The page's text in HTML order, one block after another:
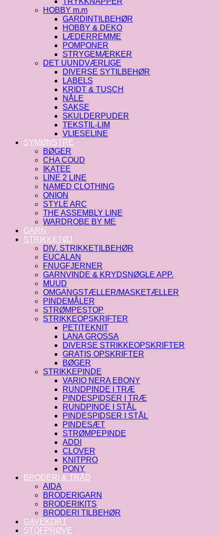
HOBBY m.m
GARDINTILBEHØR
HOBBY & DEKO
LÆDERREMME
POMPONER
STRYGEMÆRKER
DET UUNDVÆRLIGE
DIVERSE SYTILBEHØR
LABELS
KRIDT & TUSCH
NÅLE
SAKSE
SKULDERPUDER
TEKSTIL-LIM
VLIESELINE
SYMØNSTRE
BØGER
CHA COUD
IKATEE
LINE 2 LINE
NAMED CLOTHING
ONION
STYLE ARC
THE ASSEMBLY LINE
WARDROBE BY ME
GARN
STRIKKETØJ
DIV. STRIKKETILBEHØR
EUCALAN
FNUGFJERNER
GARNVINDE & KRYDSNØGLE APP.
MUUD
OMGANGSTÆLLER/MASKETÆLLER
PINDEMÅLER
STRØMPESTOP
STRIKKEOPSKRIFTER
PETITEKNIT
LANA GROSSA
DIVERSE STRIKKEOPSKRIFTER
GRATIS OPSKRIFTER
BØGER
STRIKKEPINDE
VARIO NERA EBONY
RUNDPINDE I TRÆ
PINDESPIDSER I TRÆ
RUNDPINDE I STÅL
PINDESPIDSER I STÅL
PINDESÆT
STRØMPEPINDE
ADDI
CLOVER
KNITPRO
PONY
BRODERI & TRÅD
AIDA
BRODERIGARN
BRODERIKITS
BRODERI TILBEHØR
GAVEKORT
STOFPRØVE